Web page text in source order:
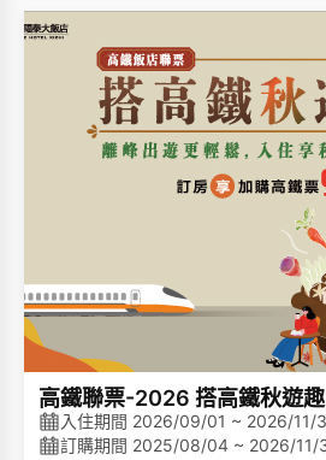
帶一次性備品，一起為永續環保盡一份心
3. 住宿期間免費停車(每房一台車)
4. 週日~週四入住享標準客房升等豪華客
5. 贈送 $300 住宿抵用券 乙張 (續住不累
高鐵聯票-2026 搭高鐵秋遊趣
入住期間 2026/09/01 ~ 2026/11/
訂購期間 2025/08/04 ~ 2026/11/